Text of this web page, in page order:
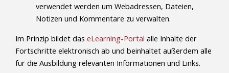
verwendet werden um Webadressen, Dateien,
Notizen und Kommentare zu verwalten.
Im Prinzip bildet das eLearning-Portal alle Inhalte der
Fortschritte elektronisch ab und beinhaltet außerdem alle
für die Ausbildung relevanten Informationen und Links.